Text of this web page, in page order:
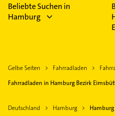
Beliebte Suchen in
Hamburg
Gelbe Seiten Fahrradladen
Fahrradladen in Hamburg Bezirk
Deutschland Hamburg